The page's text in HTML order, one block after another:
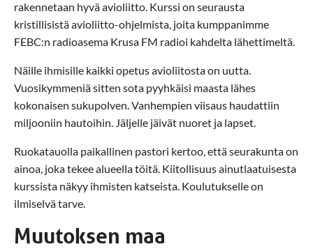
rakennetaan hyvä avioliitto. Kurssi on seurausta
kristillisistä avioliitto-ohjelmista, joita kumppanimme
FEBC:n radioasema Krusa FM radioi kahdelta lähettimeltä.
Näille ihmisille kaikki opetus avioliitosta on uutta.
Vuosikymmeniä sitten sota pyyhkäisi maasta lähes
kokonaisen sukupolven. Vanhempien viisaus haudattiin
miljooniin hautoihin. Jäljelle jäivät nuoret ja lapset.
Ruokatauolla paikallinen pastori kertoo, että seurakunta on
ainoa, joka tekee alueella töitä. Kiitollisuus ainutlaatuisesta
kurssista näkyy ihmisten katseista. Koulutukselle on
ilmiselvä tarve.
Muutoksen maa